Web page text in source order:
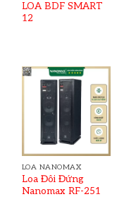
LOA BDF SMART
12
LOA NANOMAX
Loa Đôi Đứng
Nanomax RF-251